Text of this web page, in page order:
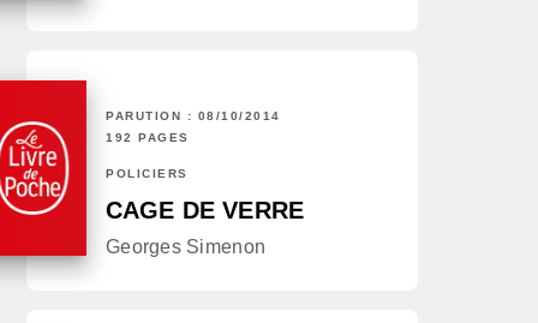
PARUTION : 08/10/2014
192 PAGES
POLICIERS
CAGE DE VERRE
Georges Simenon